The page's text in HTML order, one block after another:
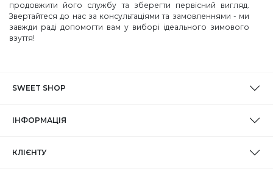
продовжити його службу та зберегти первісний вигляд.
Звертайтеся до нас за консультаціями та замовленнями - ми
завжди раді допомогти вам у виборі ідеального зимового
взуття!
SWEET SHOP
ІНФОРМАЦІЯ
КЛІЄНТУ